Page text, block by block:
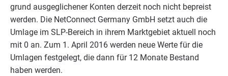
grund aus­ge­gli­che­ner Kon­ten der­zeit noch nicht bepreist
wer­den. Die Net­Con­nect Ger­ma­ny GmbH setzt auch die
Umla­ge im SLP-Bereich in ihrem Markt­ge­biet aktu­ell noch
mit 0 an. Zum 1 . April 2016 wer­den neue Wer­te für die
Umla­gen fest­ge­legt, die dann für 12 Mona­te Bestand
haben werden.